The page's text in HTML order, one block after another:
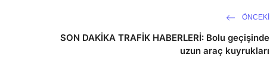
ÖNCEKI
SON DAKİKA TRAFİK HABERLERİ: Bolu geçişinde
uzun araç kuyrukları